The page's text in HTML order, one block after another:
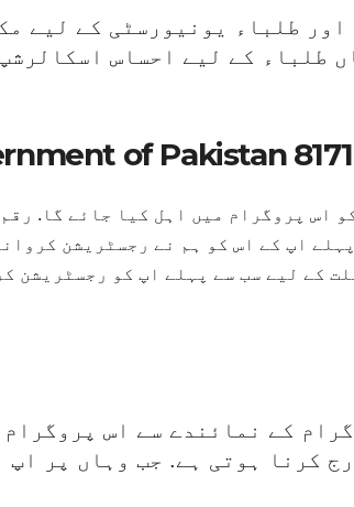
اور طلباء یونیورسٹی کے لیے
طلباء کے لیے احساس
of Pakistan 8171
اس پروگرام میں اہل کیا جائے گا.
اپ کے اس کو ہم نے رجسٹریشن
کے لیے سب سے پہلے اپ کو رجسٹریشن
کے نمائندے سے اس پروگرام
کرنا ہوتی ہے. جب وہاں پر اپ